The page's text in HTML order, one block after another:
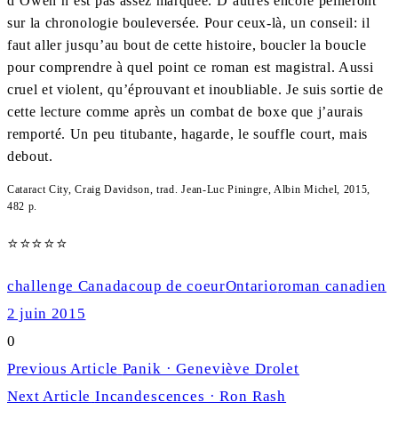
sur la chronologie bouleversée. Pour ceux-là, un conseil: il
faut aller jusqu’au bout de cette histoire, boucler la boucle
pour comprendre à quel point ce roman est magistral. Aussi
cruel et violent, qu’éprouvant et inoubliable. Je suis sortie de
cette lecture comme après un combat de boxe que j’aurais
remporté. Un peu titubante, hagarde, le souffle court, mais
debout.
Cataract City, Craig Davidson, trad. Jean-Luc Piningre, Albin Michel, 2015,
482 p.
⭐⭐⭐⭐⭐
Rating:
5
out
challenge Canadacoup de coeurOntarioroman canadien
2 juin 2015
0
Navigation
de
Previous Article Previous
post:
Panik · Geneviève Drolet
Next Article Next
Incandescences · Ron Rash